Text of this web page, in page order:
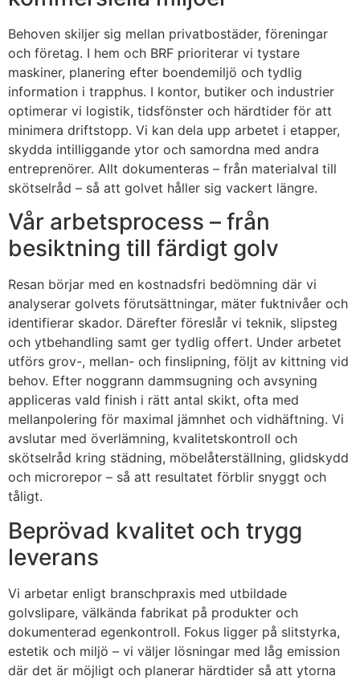
Behoven skiljer sig mellan privatbostäder, föreningar
och företag. I hem och BRF prioriterar vi tystare
maskiner, planering efter boendemiljö och tydlig
information i trapphus. I kontor, butiker och industrier
optimerar vi logistik, tidsfönster och härdtider för att
minimera driftstopp. Vi kan dela upp arbetet i etapper,
skydda intilliggande ytor och samordna med andra
entreprenörer. Allt dokumenteras – från materialval till
skötselråd – så att golvet håller sig vackert längre.
Vår arbetsprocess – från
besiktning till färdigt golv
Resan börjar med en kostnadsfri bedömning där vi
analyserar golvets förutsättningar, mäter fuktnivåer och
identifierar skador. Därefter föreslår vi teknik, slipsteg
och ytbehandling samt ger tydlig offert. Under arbetet
utförs grov-, mellan- och finslipning, följt av kittning vid
behov. Efter noggrann dammsugning och avsyning
appliceras vald finish i rätt antal skikt, ofta med
mellanpolering för maximal jämnhet och vidhäftning. Vi
avslutar med överlämning, kvalitetskontroll och
skötselråd kring städning, möbelåterställning, glidskydd
och microrepor – så att resultatet förblir snyggt och
tåligt.
Beprövad kvalitet och trygg
leverans
Vi arbetar enligt branschpraxis med utbildade
golvslipare, välkända fabrikat på produkter och
dokumenterad egenkontroll. Fokus ligger på slitstyrka,
estetik och miljö – vi väljer lösningar med låg emission
där det är möjligt och planerar härdtider så att ytorna